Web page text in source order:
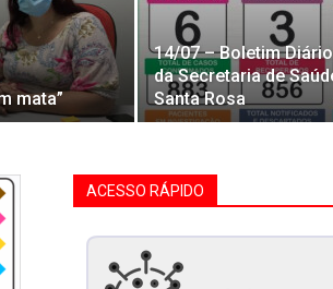
mata”
14/07 – Boletim
da Secretaria de
Santa Rosa
ACESSO RÁPIDO